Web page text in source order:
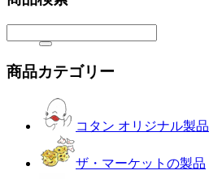
商品カテゴリー
コタン オリジナル製品
ザ・マーケットの製品